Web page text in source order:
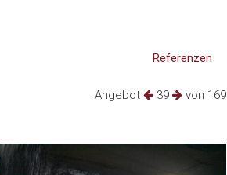
Referenzen
Angebot 39 von 169